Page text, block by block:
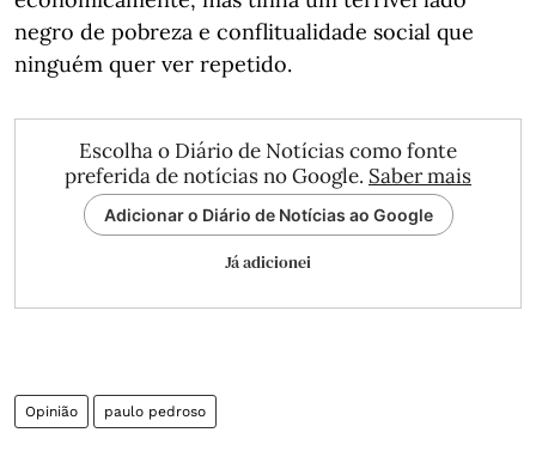
negro de pobreza e conflitualidade social que
ninguém quer ver repetido.
Escolha o Diário de Notícias como fonte
preferida de notícias no Google. Saber mais
Adicionar o Diário de Notícias ao Google
Já adicionei
Opinião paulo pedroso